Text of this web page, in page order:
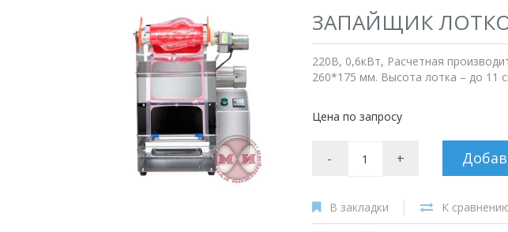
ЗАПАЙЩИК
220В, 0,6кВт, Расчетная
260*175 мм. Высота лотка – до 11
Цена по запросу
- +
В закладки К